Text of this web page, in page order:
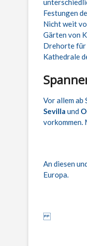
Festungen
Nicht weit
Gärten von
Drehorte für
Kathedrale
Vor allem
Sevilla und
vorkommen.
An diesen
Europa.